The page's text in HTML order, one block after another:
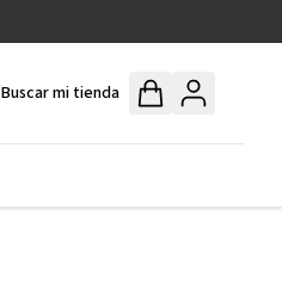
Buscar mi tienda